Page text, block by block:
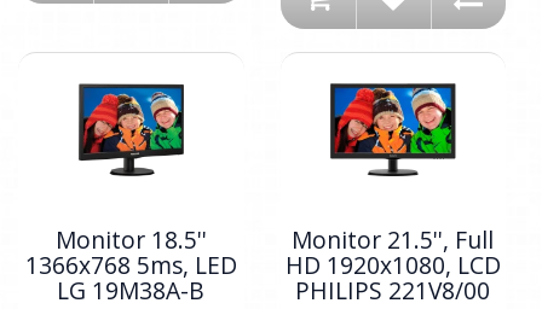
Monitor 18.5''
1366x768 5ms, LED
LG 19M38A-B
Monitor 21.5'', Full
HD 1920x1080, LCD
PHILIPS 221V8/00